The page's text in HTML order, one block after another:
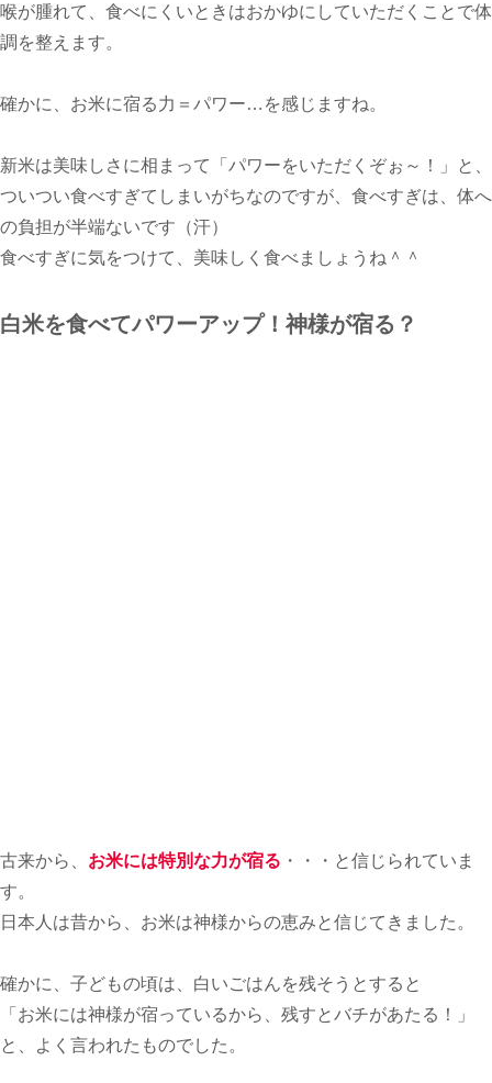
喉が腫れて、食べにくいときはおかゆにしていただくことで体
調を整えます。
確かに、お米に宿る力＝パワー…を感じますね。
新米は美味しさに相まって「パワーをいただくぞぉ～！」と、
ついつい食べすぎてしまいがちなのですが、食べすぎは、体へ
の負担が半端ないです（汗）
食べすぎに気をつけて、美味しく食べましょうね＾＾
白米を食べてパワーアップ！神様が宿る？
古来から、 お米には特別な力が宿る ・・・と信じられていま
す。
日本人は昔から、お米は神様からの恵みと信じてきました。
確かに、子どもの頃は、白いごはんを残そうとすると
「お米には神様が宿っているから、残すとバチがあたる！」
と、よく言われたものでした。